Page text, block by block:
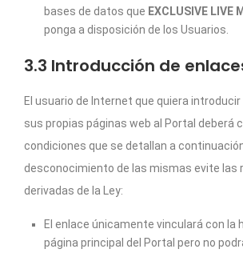
bases de datos que EXCLUSIVE LIVE
ponga a disposición de los Usuarios.
3.3 Introducción de
El usuario de Internet que quiera
sus propias páginas web al Portal deberá
condiciones que se detallan a
desconocimiento de las mismas evite las
derivadas de la Ley:
El enlace únicamente vinculará con la
página principal del Portal pero no